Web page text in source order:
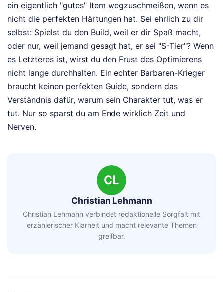
ein eigentlich "gutes" Item wegzuschmeißen, wenn es
nicht die perfekten Härtungen hat. Sei ehrlich zu dir
selbst: Spielst du den Build, weil er dir Spaß macht,
oder nur, weil jemand gesagt hat, er sei "S-Tier"? Wenn
es Letzteres ist, wirst du den Frust des Optimierens
nicht lange durchhalten. Ein echter Barbaren-Krieger
braucht keinen perfekten Guide, sondern das
Verständnis dafür, warum sein Charakter tut, was er
tut. Nur so sparst du am Ende wirklich Zeit und
Nerven.
CL
Christian Lehmann
Christian Lehmann verbindet redaktionelle Sorgfalt mit
erzählerischer Klarheit und macht relevante Themen
greifbar.